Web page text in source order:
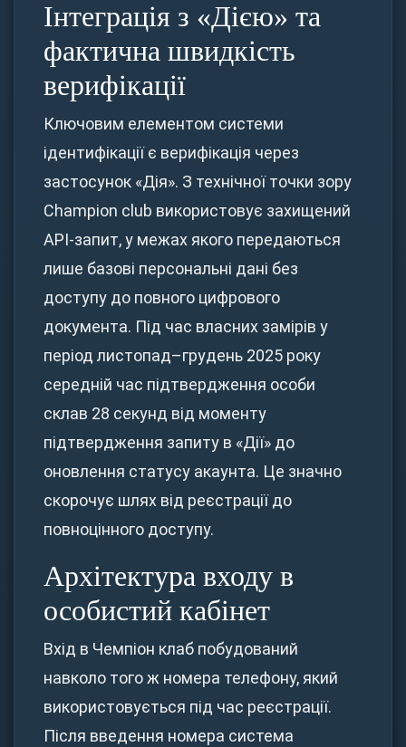
Інтеграція з «Дією» та
фактична швидкість
верифікації
Ключовим елементом системи
ідентифікації є верифікація через
застосунок «Дія». З технічної точки зору
Champion club використовує захищений
API-запит, у межах якого передаються
лише базові персональні дані без
доступу до повного цифрового
документа. Під час власних замірів у
період листопад–грудень 2025 року
середній час підтвердження особи
склав 28 секунд від моменту
підтвердження запиту в «Дії» до
оновлення статусу акаунта. Це значно
скорочує шлях від реєстрації до
повноцінного доступу.
Архітектура входу в
особистий кабінет
Вхід в Чемпіон клаб побудований
навколо того ж номера телефону, який
використовується під час реєстрації.
Після введення номера система